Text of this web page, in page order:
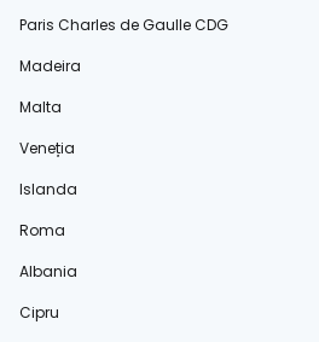
Paris Charles de Gaulle CDG
Madeira
Malta
Veneția
Islanda
Roma
Albania
Cipru